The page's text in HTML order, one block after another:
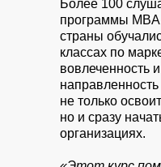
Более 100
программы
страны
классах по
вовлеченность
не только
но и сразу
организациях.